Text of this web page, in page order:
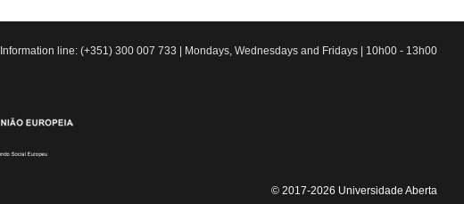
Information line: (+351) 300 007 733 | Mondays, Wednesdays and Fridays | 10h00 - 13h00
© 2017-2026 Universidade Aberta